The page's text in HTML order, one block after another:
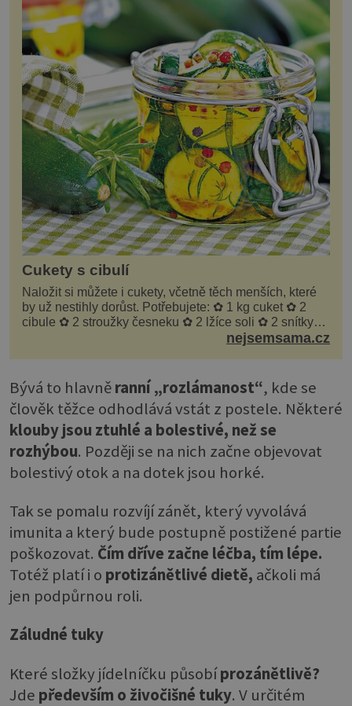
Cukety s cibulí
Naložit si můžete i cukety, včetně těch menších, které
by už nestihly dorůst. Potřebujete: ✿ 1 kg cuket ✿ 2
cibule ✿ 2 stroužky česneku ✿ 2 lžíce soli ✿ 2 snítky
kopru ✿ hrst petrželky Nálev: ✿ 400 m...nejsemsama.cz
Bývá to hlavněranní „rozlámanost“, kde se
člověk těžce odhodlává vstát z postele. Některé
klouby jsou ztuhlé a bolestivé, než se
rozhýbou. Později se na nich začne objevovat
bolestivý otok a na dotek jsou horké.
Tak se pomalu rozvíjí zánět, který vyvolává
imunita a který bude postupně postižené partie
poškozovat. Čím dříve začne léčba, tím lépe.
Totéž platí i o protizánětlivé dietě, ačkoli má
jen podpůrnou roli.
Záludné tuky
Které složky jídelníčku působíprozánětlivě?
Jde především o živočišné tuky. V určitém